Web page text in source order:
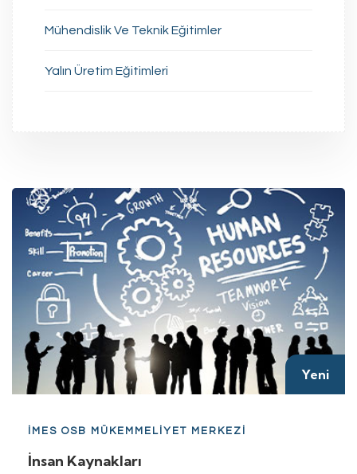
Mühendislik Ve Teknik Eğitimler
Yalın Üretim Eğitimleri
Yeni
İMES OSB MÜKEMMELİYET MERKEZİ
İnsan Kaynakları